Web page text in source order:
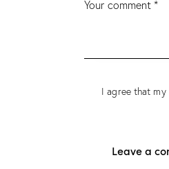
I agree that